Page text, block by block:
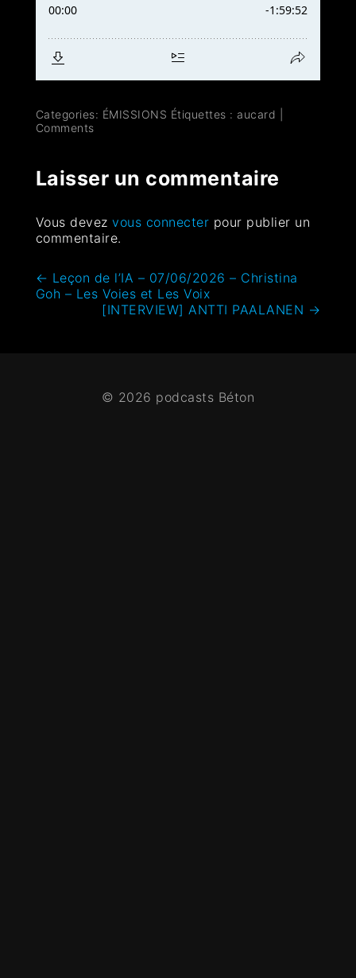
Categories: ÉMISSIONS Étiquettes : aucard
Comments
Laisser un commentaire
Vous devezvous connecter pour publier un
commentaire.
← Leçon de l’IA – 07/06/2026 – Christina
Goh – Les Voies et Les Voix
[INTERVIEW] ANTTI PAALANEN →
© 2026 podcasts Béton